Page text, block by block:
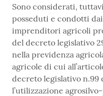
Sono considerati,
posseduti e condotti
imprenditori agricoli
del decreto legislativo
nella previdenza
agricole di cui
decreto legislativo n.99
l’utilizzazione